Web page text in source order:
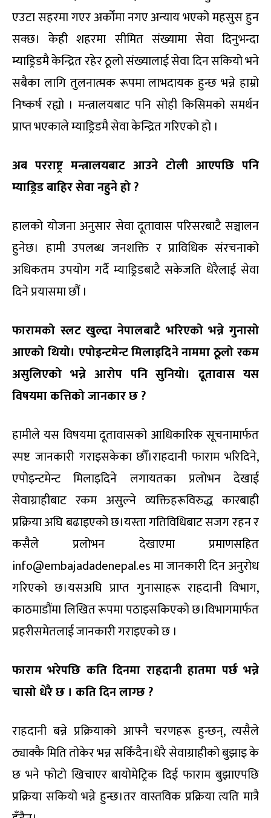
एउटा सहरमा गएर अर्कोमा नगए अन्याय भएको महसुस हुन
सक्छ। केही शहरमा सीमित संख्यामा सेवा दिनुभन्दा
म्याड्रिडमै केन्द्रित रहेर ठूलो संख्यालाई सेवा दिन सकियो भने
सबैका लागि तुलनात्मक रूपमा लाभदायक हुन्छ भन्ने हाम्रो
निष्कर्ष रह्यो । मन्त्रालयबाट पनि सोही किसिमको समर्थन
प्राप्त भएकाले म्याड्रिडमै सेवा केन्द्रित गरिएको हो ।
अब परराष्ट्र मन्त्रालयबाट आउने टोली आएपछि पनि
म्याड्रिड बाहिर सेवा नहुने हो?
हालको योजना अनुसार सेवा दूतावास परिसरबाटै सञ्चालन
हुनेछ। हामी उपलब्ध जनशक्ति र प्राविधिक संरचनाको
अधिकतम उपयोग गर्दै म्याड्रिडबाटै सकेजति धेरैलाई सेवा
दिने प्रयासमा छौं ।
फारामको स्लट खुल्दा नेपालबाटै भरिएको भन्ने गुनासो
आएको थियो। एपोइन्टमेन्ट मिलाइदिने नाममा ठूलो रकम
असुलिएको भन्ने आरोप पनि सुनियो। दूतावास यस
विषयमा कत्तिको जानकार छ?
हामीले यस विषयमा दूतावासको आधिकारिक सूचनामार्फत
स्पष्ट जानकारी गराइसकेका छौँ।राहदानी फाराम भरिदिने,
एपोइन्टमेन्ट मिलाइदिने लगायतका प्रलोभन देखाई
सेवाग्राहीबाट रकम असुल्ने व्यक्तिहरूविरुद्ध कारबाही
प्रक्रिया अघि बढाइएको छ।यस्ता गतिविधिबाट सजग रहन र
कसैले प्रलोभन देखाएमा प्रमाणसहित
info@embajadadenepal.es मा जानकारी दिन अनुरोध
गरिएको छ।यसअघि प्राप्त गुनासाहरू राहदानी विभाग,
काठमाडौंमा लिखित रूपमा पठाइसकिएको छ।विभागमार्फत
प्रहरीसमेतलाई जानकारी गराइएको छ ।
फाराम भरेपछि कति दिनमा राहदानी हातमा पर्छ भन्ने
चासो धेरै छ । कति दिन लाग्छ?
राहदानी बन्ने प्रक्रियाको आफ्नै चरणहरू हुन्छन्, त्यसैले
ठ्याक्कै मिति तोकेर भन्न सकिँदैन।धेरै सेवाग्राहीको बुझाइ के
छ भने फोटो खिचाएर बायोमेट्रिक दिई फाराम बुझाएपछि
प्रक्रिया सकियो भन्ने हुन्छ।तर वास्तविक प्रक्रिया त्यति मात्रै